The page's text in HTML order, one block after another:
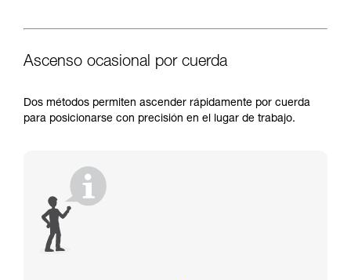
Ascenso ocasional por cuerda
Dos métodos permiten ascender rápidamente por cuerda
para posicionarse con precisión en el lugar de trabajo.